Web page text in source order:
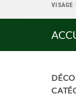
VISAGE